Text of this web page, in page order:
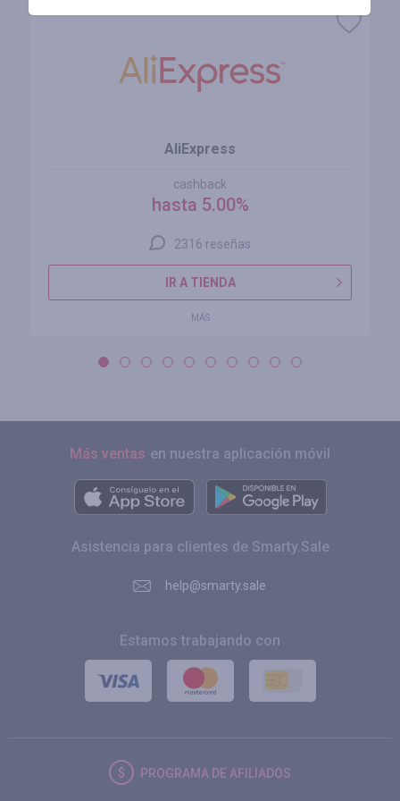
AliExpress
cashback
hasta 5.00%
2316 reseñas
IR A TIENDA
MÁS
Más ventas en nuestra aplicación móvil
Asistencia para clientes de Smarty.Sale
help@smarty.sale
Estamos trabajando con
PROGRAMA DE AFILIADOS